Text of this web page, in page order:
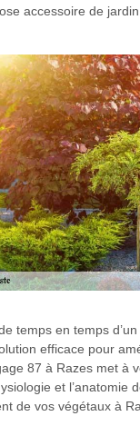
accessoire de
temps en temps
efficace pour
87 à Razes met à
et l’anatomie
de vos végétaux à